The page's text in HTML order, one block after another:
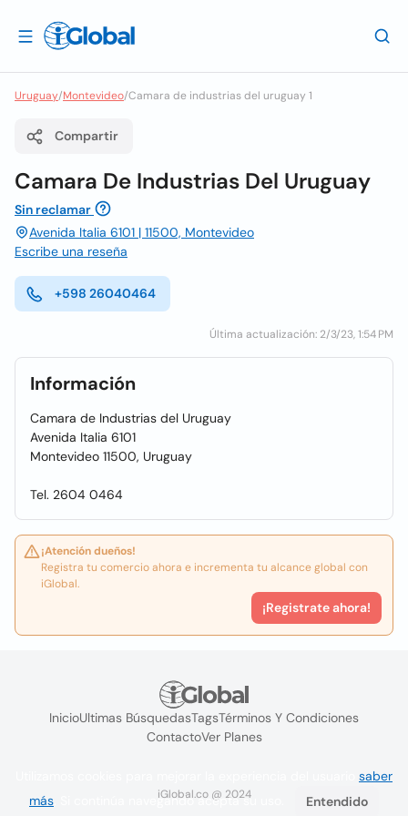
Uruguay/Montevideo/Camara de industrias del uruguay 1
Compartir
Camara De Industrias Del Uruguay
Sin reclamar
Avenida Italia 6101 | 11500, Montevideo
Escribe una reseña
+598 26040464
Última actualización: 2/3/23, 1:54 PM
Información
Camara de Industrias del Uruguay
Avenida Italia 6101
Montevideo 11500, Uruguay
Tel. 2604 0464
¡Atención dueños!
Registra tu comercio ahora e incrementa tu alcance global con
iGlobal.
¡Registrate ahora!
InicioUltimas BúsquedasTagsTérminos Y Condiciones
ContactoVer Planes
iGlobal.co @ 2024
saber
más . Si continúa navegando acepta su uso. Entendido